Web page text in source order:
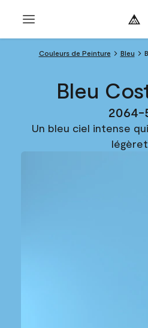
Couleurs de Peinture Bleu
Bleu
2064-
Un bleu ciel intense